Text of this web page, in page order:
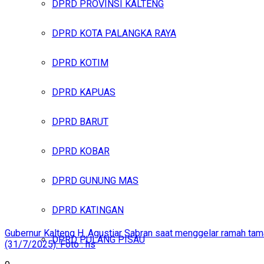
DPRD PROVINSI KALTENG
DPRD KOTA PALANGKA RAYA
DPRD KOTIM
DPRD KAPUAS
DPRD BARUT
DPRD KOBAR
DPRD GUNUNG MAS
DPRD KATINGAN
DPRD PULANG PISAU
Gubernur Kalteng H. Agustiar Sabran saat menggelar ramah
(31/7/2025). Foto : hs